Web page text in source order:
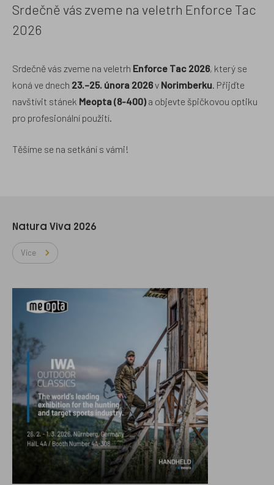
Srdečně vás zveme na veletrh Enforce Tac
2026
Srdečně vás zveme na veletrh Enforce Tac 2026, který se
koná ve dnech 23.–25. února 2026v Norimberku . Přijďte
navštívit stánek Meopta (8-400)a objevte špičkovou optiku
pro profesionální použití.
Těšíme se na setkání s vámi!
Natura Viva 2026
Více